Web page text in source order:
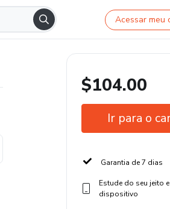
Acessar meu
$104.00
Ir para o
Garantia de 7 dias
Estude do seu jeito
dispositivo